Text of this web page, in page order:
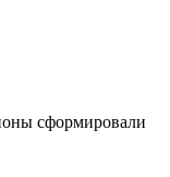
сформировали